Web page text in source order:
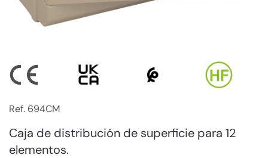
Ref. 694CM
Caja de distribución de superficie para 12
elementos.